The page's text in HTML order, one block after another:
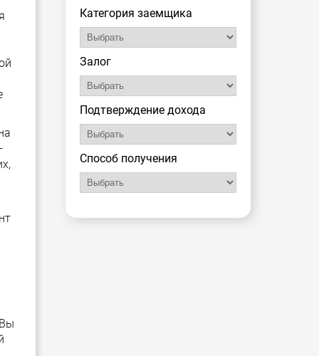
Категория заемщика
Залог
Подтверждение дохода
Способ получения